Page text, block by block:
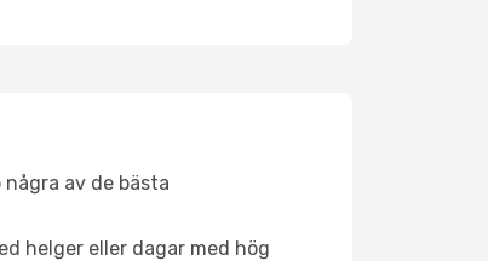
av de bästa
helger eller dagar med hög